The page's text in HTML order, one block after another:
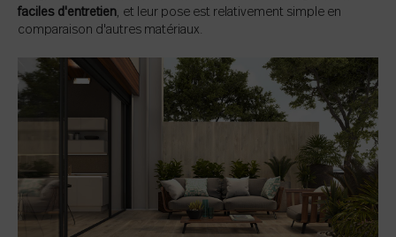
faciles d'entretien, et leur pose est relativement simple en
comparaison d'autres matériaux.